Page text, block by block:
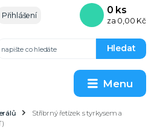
Menu
Přihlášení
Hledat
0 ks
za 0,00 Kč
Stříbrný řetízek s tyrkysem a